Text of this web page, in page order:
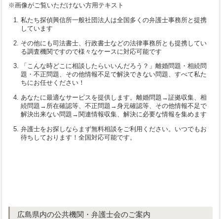
※画像がご覧いただけない方用テキスト
私たち探偵興信所一般社団法人は全国多くの弁護士事務所と提携
しています
その他にも司法書士、行政書士などの法律事務所とも提携してい
る調査機関ですので様々なケースに対応可能です
「こんな時どこに相談したらいいんだろう？」離婚問題・相続問
題・不正問題、その他情報不足で解決できない問題、すべて私た
ちにお任せください！
あなたに最適なサービスを提供します。離婚問題→証拠収集、相
続問題→所在確認等、不正問題→身元確認等、その他情報不足で
解決出来ない問題→関連情報収集、解決に必要な情報を集めます
弁護士をお探しならまず無料相談をご利用ください。いつでもお
待ちしております！全国対応可能です。
広島県内の公共機関・弁護士会のご案内